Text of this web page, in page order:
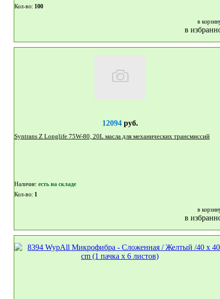
Кол-во: 100
в
в
12094руб.
Syntrans Z Longlife 75W-80, 20L масла для механических трансмиссий
Наличие: eсть на складе
Кол-во: 1
в
в